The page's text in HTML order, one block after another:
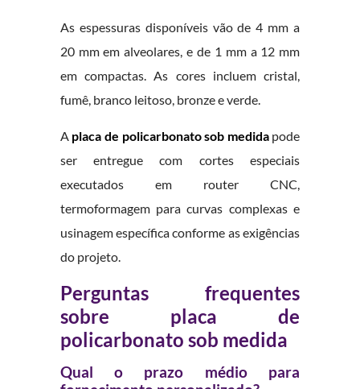
As espessuras disponíveis vão de 4 mm a
20 mm em alveolares, e de 1 mm a 12 mm
em compactas. As cores incluem cristal,
fumê, branco leitoso, bronze e verde.
A placa de policarbonato sob medidapode
ser entregue com cortes especiais
executados em router CNC,
termoformagem para curvas complexas e
usinagem específica conforme as exigências
do projeto.
Perguntas frequentes
sobre placa de
policarbonato sob medida
Qual o prazo médio para